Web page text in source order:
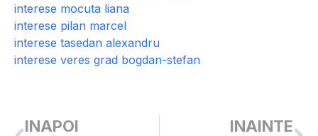
interese mocuta liana
interese pilan marcel
interese tasedan alexandru
interese veres grad bogdan-stefan
INAPOI INAINTE